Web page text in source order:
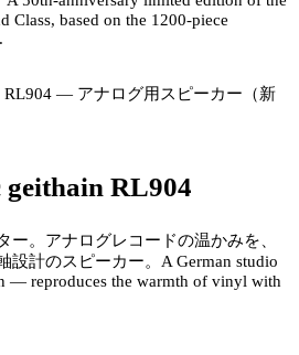
Class, based on the 1200-piece
RL904
ー。アナログレコードの温かみを、
設計のスピーカー。 A German studio
— reproduces the warmth of vinyl with